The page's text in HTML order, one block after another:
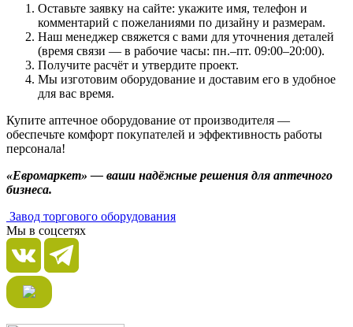
Оставьте заявку на сайте: укажите имя, телефон и
комментарий с пожеланиями по дизайну и размерам.
Наш менеджер свяжется с вами для уточнения деталей
(время связи — в рабочие часы: пн.–пт. 09:00–20:00).
Получите расчёт и утвердите проект.
Мы изготовим оборудование и доставим его в удобное
для вас время.
Купите аптечное оборудование от производителя —
обеспечьте комфорт покупателей и эффективность работы
персонала!
«Евромаркет» — ваши надёжные решения для аптечного
бизнеса.
Завод торгового оборудования
Мы в соцсетях